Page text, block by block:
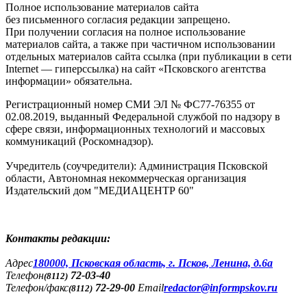
Полное использование материалов сайта
без письменного согласия редакции запрещено.
При получении согласия на полное использование
материалов сайта, а также при частичном использовании
отдельных материалов сайта ссылка (при публикации в сети
Internet — гиперссылка) на сайт «Псковского агентства
информации» обязательна.
Регистрационный номер СМИ ЭЛ № ФС77-76355 от
02.08.2019, выданный Федеральной службой по надзору в
сфере связи, информационных технологий и массовых
коммуникаций (Роскомнадзор).
Учредитель (соучредители): Администрация Псковской
области, Автономная некоммерческая организация
Издательский дом "МЕДИАЦЕНТР 60"
Контакты редакции:
Адреc180000, Псковская область, г. Псков, Ленина, д.6а
Телефон(8112) 72-03-40
Телефон/факс(8112) 72-29-00 Emailredactor@informpskov.ru